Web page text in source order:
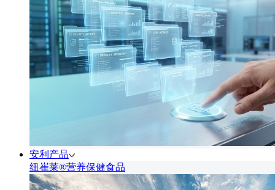
安利产品
纽崔莱®营养保健食品